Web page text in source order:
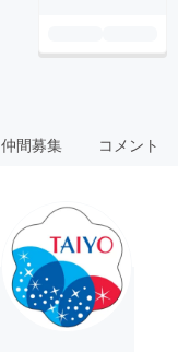
仲間募集 コメント